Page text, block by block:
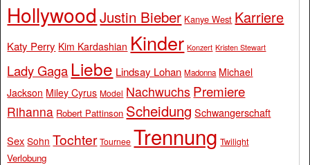
Hollywood Justin Bieber Kanye West Karriere
Katy Perry Kim Kardashian Kinder Konzert Kristen Stewart
Lady Gaga Liebe Lindsay Lohan Madonna Michael
Jackson Miley Cyrus Model Nachwuchs Premiere
Rihanna Robert Pattinson Scheidung Schwangerschaft
Sex Sohn Tochter Tournee Trennung Twilight
Verlobung